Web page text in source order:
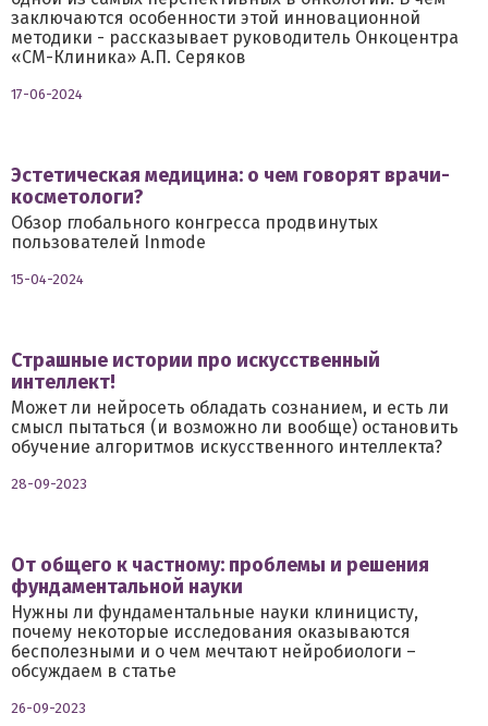
заключаются особенности этой инновационной
методики - рассказывает руководитель Онкоцентра
«СМ-Клиника» А.П. Серяков
17-06-2024
Эстетическая медицина: о чем говорят врачи-
косметологи?
Обзор глобального конгресса продвинутых
пользователей Inmode
15-04-2024
Страшные истории про искусственный
интеллект!
Может ли нейросеть обладать сознанием, и есть ли
смысл пытаться (и возможно ли вообще) остановить
обучение алгоритмов искусственного интеллекта?
28-09-2023
От общего к частному: проблемы и решения
фундаментальной науки
Нужны ли фундаментальные науки клиницисту,
почему некоторые исследования оказываются
бесполезными и о чем мечтают нейробиологи –
обсуждаем в статье
26-09-2023